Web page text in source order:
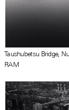
Taushubetsu Bridge,
RAM